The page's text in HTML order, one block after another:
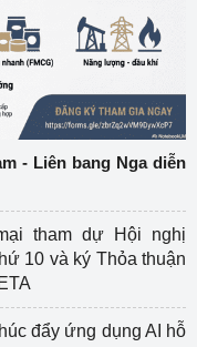
- Liên bang Nga diễn
tham dự Hội nghị
10 và ký Thỏa thuận
đẩy ứng dụng AI hỗ